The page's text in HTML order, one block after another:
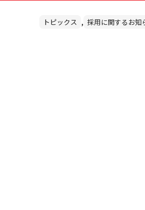
トピックス , 採用に関するお知